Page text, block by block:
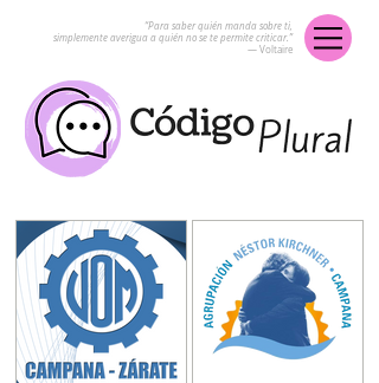
“Para saber quién manda sobre ti,
simplemente averigua a quién no se te permite criticar.”
― Voltaire